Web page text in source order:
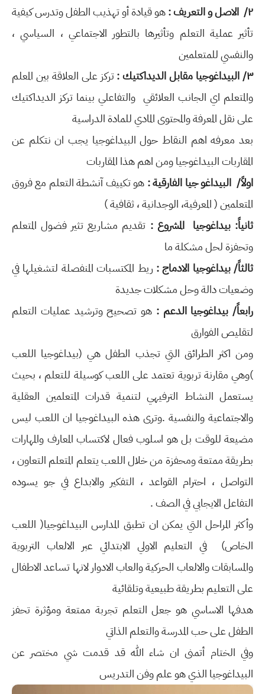
٢/ الاصل و التعريف :
هو قيادة أو تهذيب الطفل وتدرس كيفية
تأثير عملية التعلم وتأثيرها بالتطور الاجتماعي ، السياسي ،
والنفسي للمتعلمين
٣/ البيداغوجيا مقابل الديداكتيك :
تركز على العلاقة بين المعلم
والمتعلم اي الجانب العلائقي والتفاعلي بينما تركز الديداكتيك
على نقل المعرفة والمحتوى المادي للمادة الدراسية
بعد معرفه اهم النقاط حول البيداغوجيا يجب ان نتكلم عن
المقاربات البيداغوجيا ومن اهم هذا المقاربات
اولاً/ البيداغو جيا الفارقية : هو تكييف آنشطة التعلم مع فروق
المتعلمين ( المعرفية، الوجدانية ، ثقافية )
ثانياً: بيداغوجيا المشروع : تقديم مشاريع تثير فضول المتعلم
وتحفزة لحل مشكلة ما
ثالثاً/ بيداغوجيا الادماج : ريط المكتسبات المنفصلة لتشغيلها في
وضعيات دالة وحل مشكلات جديدة
رابعاً/ بيداغوجيا الدعم : هو تصحيح وترشيد عمليات التعلم
لتقليص الفوارق
ومن اكثر الطرائق التي تجذب الطفل هي (بيداغوجيا اللعب
)وهي مقارنة تربوية تعتمد على اللعب كوسيلة للتعلم ، بحيث
يستعمل النشاط الترفيهي لتنمية قدرات المتعلمين العقلية
والاجتماعية والنفسية .وترى هذه البيداغوجيا ان اللعب ليس
مضيعة للوقت بل هو اسلوب فعال لاكتساب المعارف والمهارات
بطريقة ممتعة ومحفزة من خلال اللعب يتعلم المتعلم التعاون ،
التواصل ، احترام القواعد ، التفكير والابداع في جو يسوده
التفاعل الايجابي في الصف .
وأكثر المراحل التي يمكن ان تطبق المدارس البيداغوجيا( اللعب
الخاص) في التعليم الاولي الابتدائي عبر الالعاب التربوية
والمسابقات والالعاب الحركية والعاب الادوار لانها تساعد الاطفال
على التعليم بطريقة طبيعية وتلقائية
هدفها الاساسي هو جعل التعلم تجربة ممتعة ومؤثرة تحفز
الطفل على حب المدرسة والتعلم الذاتي
وفي الختام أتمنى ان شاء الله قد قدمت شي مختصر عن
البيداغوجيا الذي هو علم وفن التدريس